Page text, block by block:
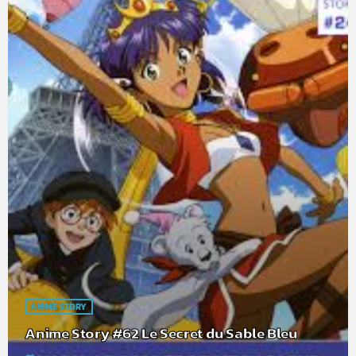
ANIME STORY
Anime Story #62 Le Secret du Sable Bleu